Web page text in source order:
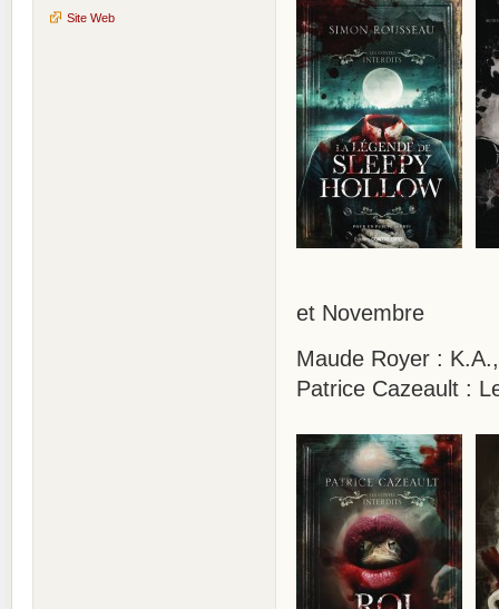
Site Web
et Novembre
Maude Royer :
Patrice Cazeault :